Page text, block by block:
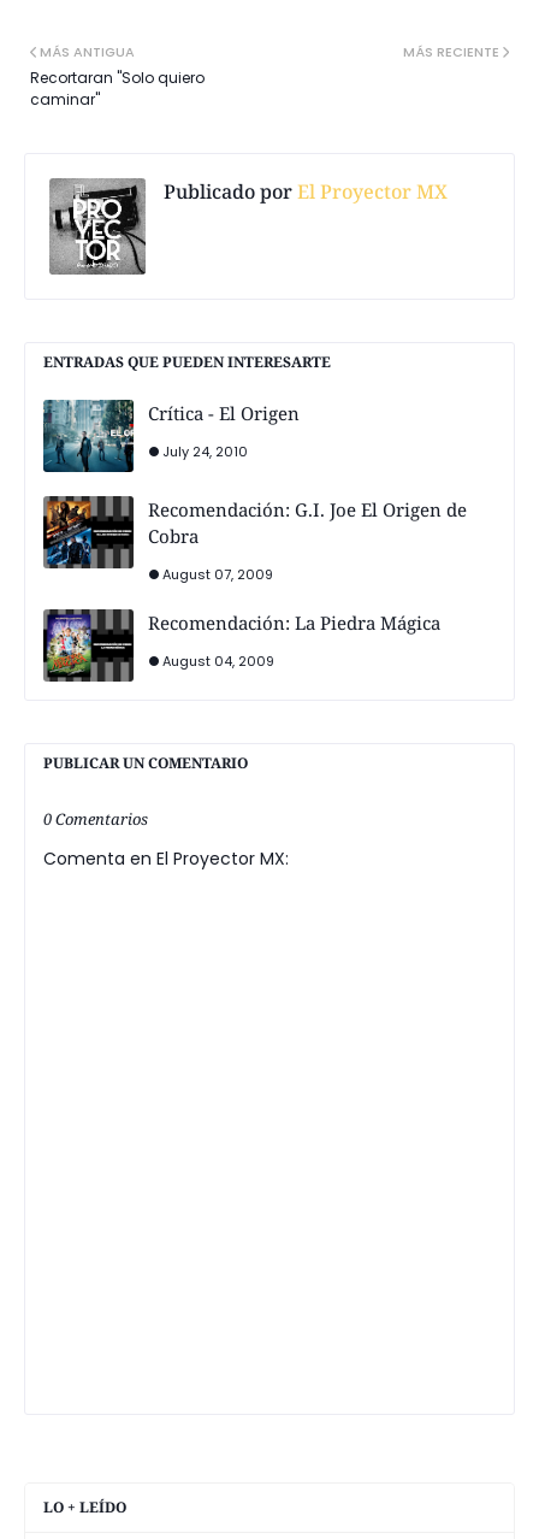
MÁS RECIENTE
MÁS ANTIGUA
Recortaran "Solo quiero
caminar"
Publicado porEl Proyector MX
ENTRADAS QUE PUEDEN INTERESARTE
Crítica - El Origen
July 24, 2010
Recomendación: G.I. Joe El Origen de
Cobra
August 07, 2009
Recomendación: La Piedra Mágica
August 04, 2009
PUBLICAR UN COMENTARIO
0 Comentarios
Comenta en El Proyector MX:
LO + LEÍDO